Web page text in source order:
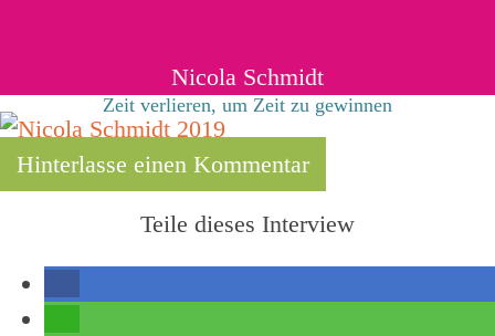
Nicola Schmidt
Zeit verlieren, um Zeit zu gewinnen
Hinterlasse einen Kommentar
Teile dieses Interview